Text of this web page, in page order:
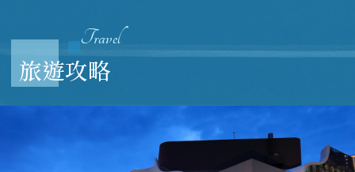
Travel
旅遊攻略